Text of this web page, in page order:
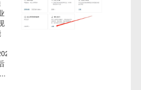
05/18/oejia_wx_approval_sysapp.html